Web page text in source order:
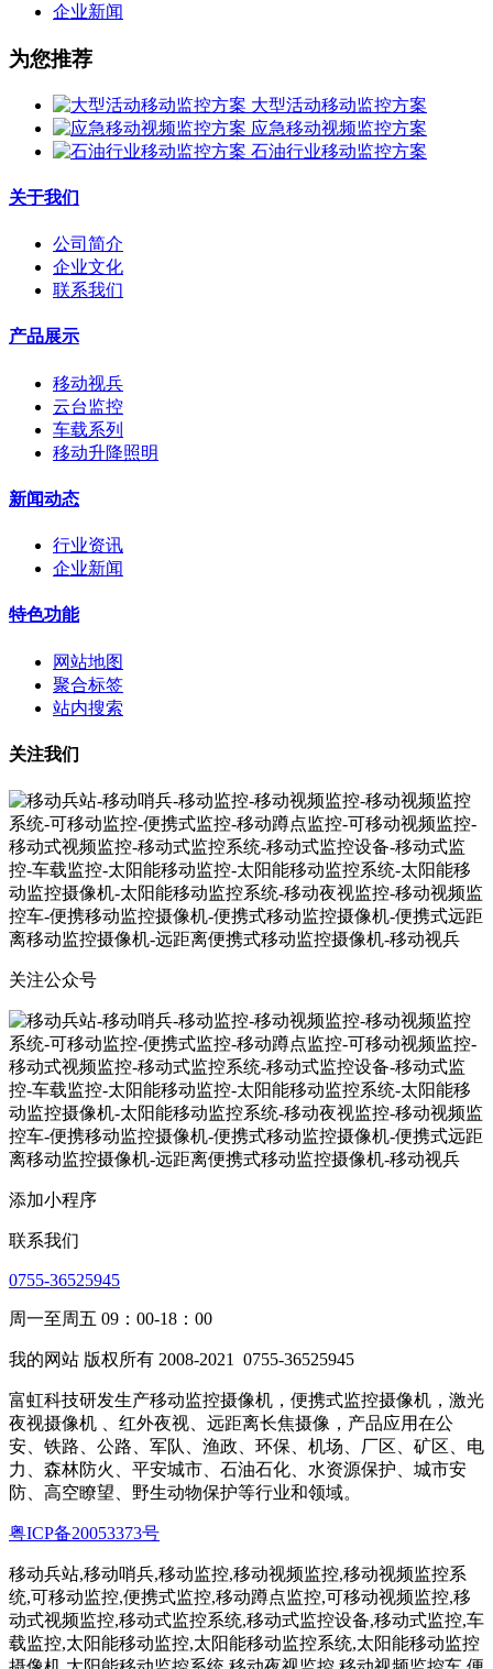
企业新闻
为您推荐
大型活动移动监控方案
应急移动视频监控方案
石油行业移动监控方案
关于我们
公司简介
企业文化
联系我们
产品展示
移动视兵
云台监控
车载系列
移动升降照明
新闻动态
行业资讯
企业新闻
特色功能
网站地图
聚合标签
站内搜索
关注我们
关注公众号
添加小程序
联系我们
0755-36525945
周一至周五 09：00-18：00
我的网站 版权所有 2008-2021 0755-36525945
富虹科技研发生产移动监控摄像机，便携式监控摄像机，激光
夜视摄像机 、红外夜视、远距离长焦摄像，产品应用在公
安、铁路、公路、军队、渔政、环保、机场、厂区、矿区、电
力、森林防火、平安城市、石油石化、水资源保护、城市安
防、高空瞭望、野生动物保护等行业和领域。
粤ICP备20053373号
移动兵站,移动哨兵,移动监控,移动视频监控,移动视频监控系
统,可移动监控,便携式监控,移动蹲点监控,可移动视频监控,移
动式视频监控,移动式监控系统,移动式监控设备,移动式监控,车
载监控,太阳能移动监控,太阳能移动监控系统,太阳能移动监控